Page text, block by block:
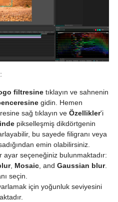
filtresine tıklayın ve sahnenin
gidin. Hemen
sağ tıklayın ve Özellikler'i
pikselleşmiş dikdörtgenin
bu sayede filigranı veya
emin olabilirsiniz.
ayar seçeneğiniz bulunmaktadır:
, Mosaic , and Gaussian blur.
seçin.
için yoğunluk seviyesini